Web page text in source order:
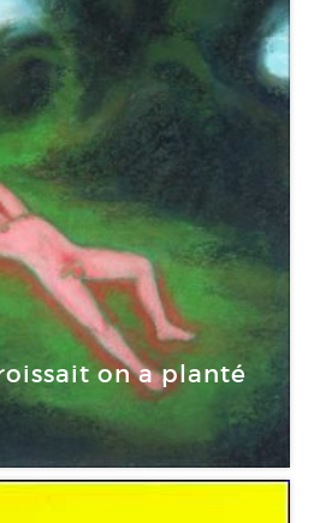
2018on a planté